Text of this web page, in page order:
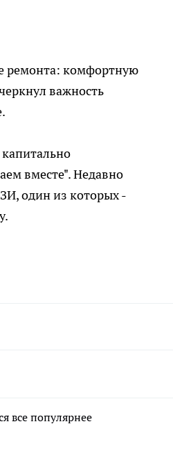
ремонта: комфортную
важность
вместе". Недавно
один из которых -
все популярнее